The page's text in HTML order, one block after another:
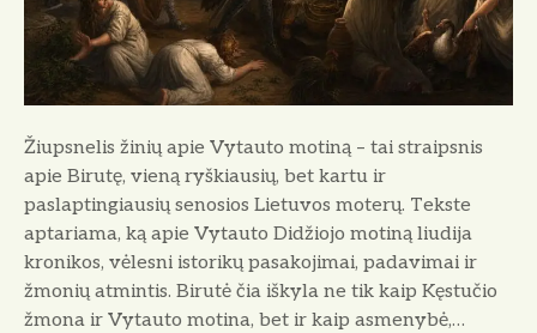
i
ų
p
e
Žiupsnelis žinių apie Vytauto motiną – tai straipsnis
apie Birutę, vieną ryškiausių, bet kartu ir
paslaptingiausių senosios Lietuvos moterų. Tekste
aptariama, ką apie Vytauto Didžiojo motiną liudija
kronikos, vėlesni istorikų pasakojimai, padavimai ir
žmonių atmintis. Birutė čia iškyla ne tik kaip Kęstučio
žmona ir Vytauto motina, bet ir kaip asmenybė,…